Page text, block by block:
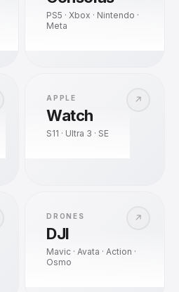
PS5 · Xbox · Nintendo ·
Meta
↗
APPLE
Watch
S11 · Ultra 3 · SE
↗
DRONES
DJI
Mavic · Avata · Action ·
Osmo